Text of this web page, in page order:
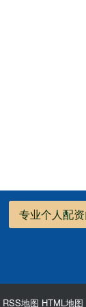
专业个人配
RSS地图 HTML地图